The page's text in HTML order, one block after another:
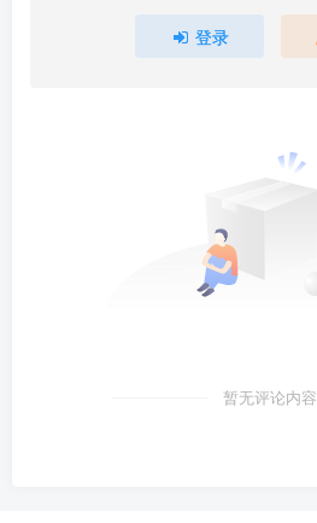
登录
暂无评论内容